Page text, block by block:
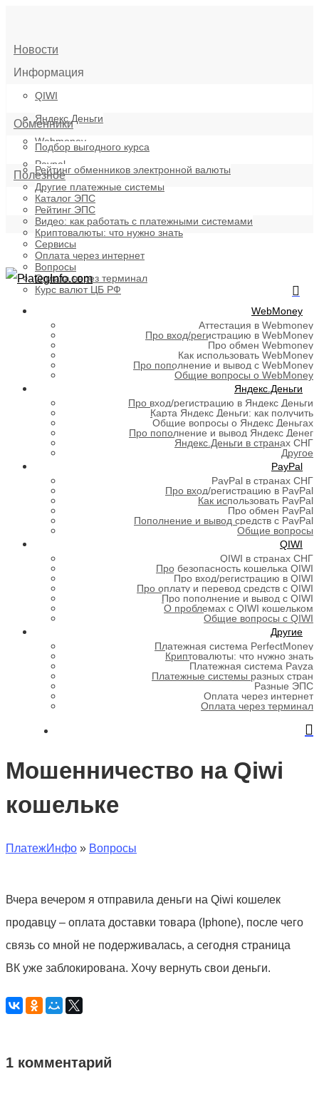
Новости
Информация
QIWI
Яндекс.Деньги
Webmoney
Paypal
Другие платежные системы
Рейтинг ЭПС
Криптовалюты: что нужно знать
Оплата через интернет
Оплата через терминал
Обменники
Подбор выгодного курса
Рейтинг обменников электронной валюты
Полезное
Каталог ЭПС
Видео: как работать с платежными системами
Сервисы
Вопросы
Курс валют ЦБ РФ
WebMoney
Аттестация в Webmoney
Про вход/регистрацию в WebMoney
Про обмен Webmoney
Как использовать WebMoney
Про пополнение и вывод с WebMoney
Общие вопросы о WebMoney
Яндекс.Деньги
Про вход/регистрацию в Яндекс Деньги
Карта Яндекс Деньги: как получить
Общие вопросы о Яндекс Деньгах
Про пополнение и вывод Яндекс Денег
Яндекс.Деньги в странах СНГ
Другое
PayPal
PayPal в странах СНГ
Про вход/регистрацию в PayPal
Как использовать PayPal
Про обмен PayPal
Пополнение и вывод средств с PayPal
Общие вопросы
QIWI
QIWI в странах СНГ
Про безопасность кошелька QIWI
Про вход/регистрацию в QIWI
Про оплату и перевод средств c QIWI
Про пополнение и вывод с QIWI
О проблемах с QIWI кошельком
Общие вопросы с QIWI
Другие
Платежная система PerfectMoney
Криптовалюты: что нужно знать
Платежная система Payza
Платежные системы разных стран
Разные ЭПС
Оплата через интернет
Оплата через терминал
Мошенничество на Qiwi
кошельке
ПлатежИнфо » Вопросы
Вчера вечером я отправила деньги на Qiwi кошелек
продавцу – оплата доставки товара (Iphone), после чего
связь со мной не подерживалась, а сегодня страница
ВК уже заблокирована. Хочу вернуть свои деньги.
1 комментарий